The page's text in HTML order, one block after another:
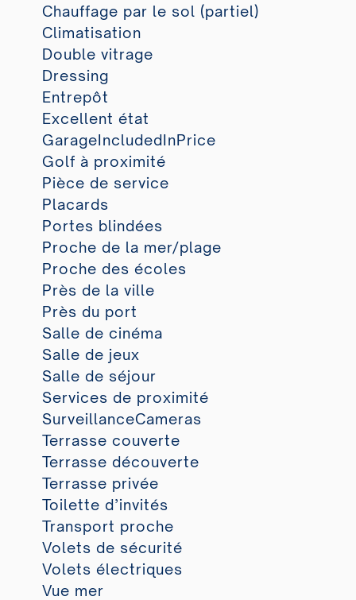
Chauffage par le sol (partiel)
Climatisation
Double vitrage
Dressing
Entrepôt
Excellent état
GarageIncludedInPrice
Golf à proximité
Pièce de service
Placards
Portes blindées
Proche de la mer/plage
Proche des écoles
Près de la ville
Près du port
Salle de cinéma
Salle de jeux
Salle de séjour
Services de proximité
SurveillanceCameras
Terrasse couverte
Terrasse découverte
Terrasse privée
Toilette d’invités
Transport proche
Volets de sécurité
Volets électriques
Vue mer